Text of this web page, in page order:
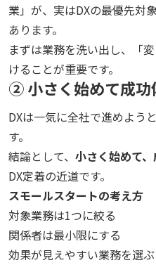
業」が、実はDXの最優先対
あります。
まずは業務を洗い出し、「
けることが重要です。
② 小さく始めて成功
DXは一気に全社で進めよう
す。
結論として、 小さく始めて
DX定着の近道です。
スモールスタートの考え方
対象業務は1つに絞る
関係者は最小限にする
効果が見えやすい業務を選ぶ